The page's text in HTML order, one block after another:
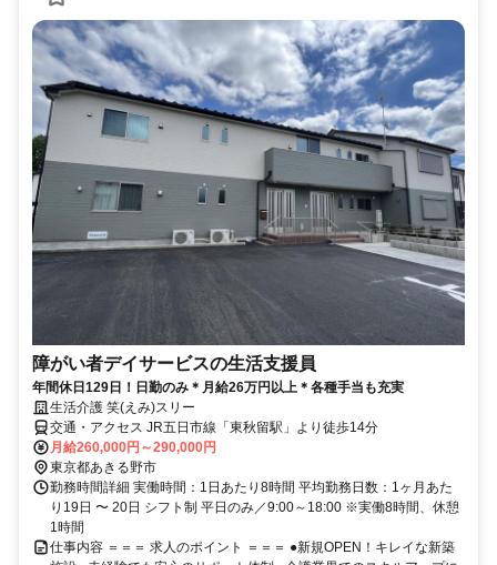
障がい者デイサービスの生活支援員
年間休日129日！日勤のみ＊月給26万円以上＊各種手当も充実
生活介護 笑(えみ)スリー
交通・アクセス JR五日市線「東秋留駅」より徒歩14分
月給260,000円～290,000円
東京都あきる野市
勤務時間詳細 実働時間：1日あたり8時間 平均勤務日数：1ヶ月あた
り19日 〜 20日 シフト制 平日のみ／9:00～18:00 ※実働8時間、休憩
1時間
仕事内容 ＝＝＝ 求人のポイント ＝＝＝ ●新規OPEN！キレイな新築